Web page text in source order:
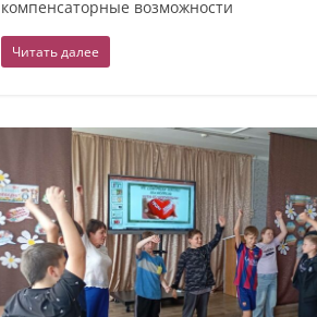
компенсаторные возможности
Читать далее